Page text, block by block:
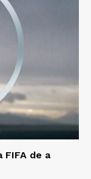
FIFA de a